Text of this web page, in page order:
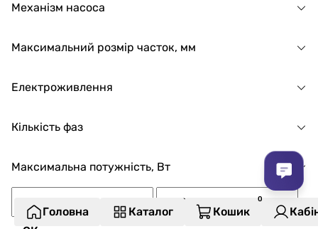
Механізм насоса
Максимальний розмір часток, мм
Електроживлення
Кількість фаз
Максимальна потужність, Вт
Головна Каталог Кошик